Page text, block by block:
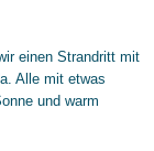
einen Strandritt mit
Alle mit etwas
und warm